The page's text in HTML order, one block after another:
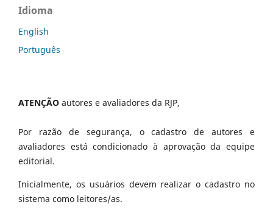
Idioma
English
Português
ATENÇÃO autores e avaliadores da RJP,
Por razão de segurança, o cadastro de autores e
avaliadores está condicionado à aprovação da equipe
editorial.
Inicialmente, os usuários devem realizar o cadastro no
sistema como leitores/as.